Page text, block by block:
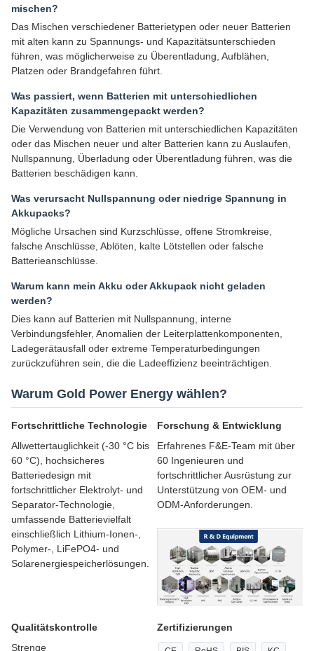
mischen?
Das Mischen verschiedener Batterietypen oder neuer Batterien
mit alten kann zu Spannungs- und Kapazitätsunterschieden
führen, was möglicherweise zu Überentladung, Aufblähen,
Platzen oder Brandgefahren führt.
Was passiert, wenn Batterien mit unterschiedlichen
Kapazitäten zusammengepackt werden?
Die Verwendung von Batterien mit unterschiedlichen Kapazitäten
oder das Mischen neuer und alter Batterien kann zu Auslaufen,
Nullspannung, Überladung oder Überentladung führen, was die
Batterien beschädigen kann.
Was verursacht Nullspannung oder niedrige Spannung in
Akkupacks?
Mögliche Ursachen sind Kurzschlüsse, offene Stromkreise,
falsche Anschlüsse, Ablöten, kalte Lötstellen oder falsche
Batterieanschlüsse.
Warum kann mein Akku oder Akkupack nicht geladen
werden?
Dies kann auf Batterien mit Nullspannung, interne
Verbindungsfehler, Anomalien der Leiterplattenkomponenten,
Ladegerätausfall oder extreme Temperaturbedingungen
zurückzuführen sein, die die Ladeeffizienz beeinträchtigen.
Warum Gold Power Energy wählen?
Fortschrittliche Technologie
Allwettertauglichkeit (-30 °C bis
60 °C), hochsicheres
Batteriedesign mit
fortschrittlicher Elektrolyt- und
Separator-Technologie,
umfassende Batterievielfalt
einschließlich Lithium-Ionen-,
Polymer-, LiFePO4- und
Solarenergiespeicherlösungen.
Forschung & Entwicklung
Erfahrenes F&E-Team mit über
60 Ingenieuren und
fortschrittlicher Ausrüstung zur
Unterstützung von OEM- und
ODM-Anforderungen.
Qualitätskontrolle
Strenge
Zertifizierungen